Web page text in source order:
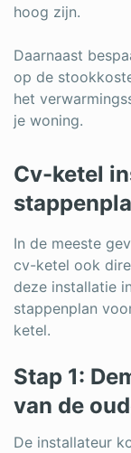
hoog zijn.
Daarnaast
op de
het
je woning.
Cv-ketel
In de meeste
cv-ketel ook
deze installatie
stappenplan
ketel.
Stap 1:
van de
De installateur